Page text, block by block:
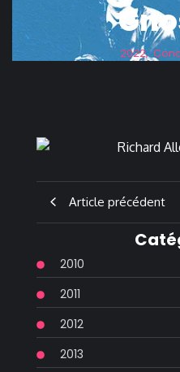
2022,
Article précédent
2010
2011
2012
2013